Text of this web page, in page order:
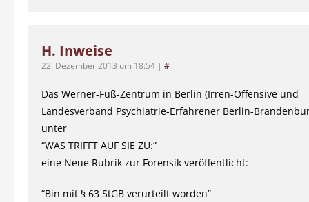
H. Inweise
22. Dezember 2013 um 18:54 | #
Das Werner-Fuß-Zentrum in Berlin (Irren-Offensive und
Landesverband Psychiatrie-Erfahrener Berlin-
unter
“WAS TRIFFT AUF SIE ZU:”
eine Neue Rubrik zur Forensik veröffentlicht:
“Bin mit § 63 StGB verurteilt worden”